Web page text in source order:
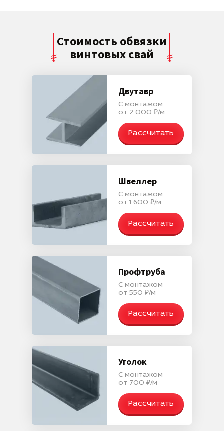
Стоимость обвязки
винтовых свай
Двутавр
С монтажом
от 2 000 ₽/м
Рассчитать
Швеллер
С монтажом
от 1 600 ₽/м
Рассчитать
Профтруба
С монтажом
от 550 ₽/м
Рассчитать
Уголок
С монтажом
от 700 ₽/м
Рассчитать